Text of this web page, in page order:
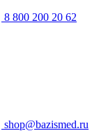
8 800 200 20 62
shop@bazismed.ru